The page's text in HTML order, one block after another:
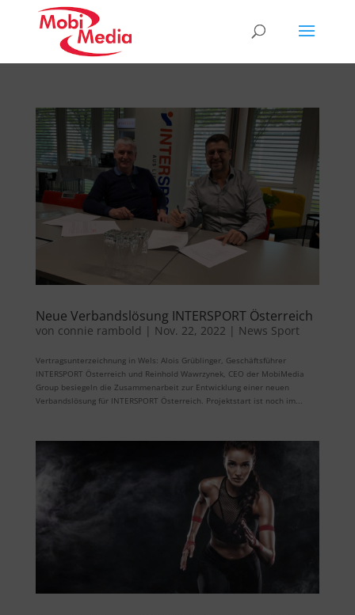
Neue Verbandslösung INTERSPORT Österreich
von connie rambold | Nov. 22, 2022 | News Sport
Vertragsunterzeichnung in Wels: Alois Grüblinger, Geschäftsführer
INTERSPORT Österreich und Reinhold Wawrzynek, CEO der MobiMedia
Group besiegeln die Zusammenarbeit zur Entwicklung einer neuen
Verbandslösung für INTERSPORT Österreich. Projektstart ist noch im...